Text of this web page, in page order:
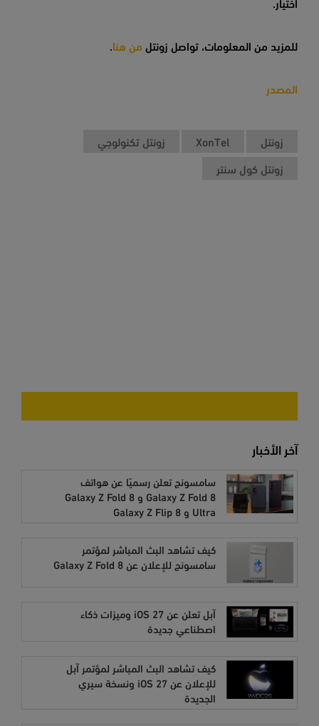
للمزيد من المعلومات، تواصل زونتل من هنا.
المصدر
زونتل XonTel
زونتل تكنولوجي
زونتل كول سنتر
آخر الأخبار
سامسونج تعلن رسميًا عن هواتف
Galaxy Z Fold 8 و Galaxy Z Fold 8
Ultra و Galaxy Z Flip 8
كيف تشاهد البث المباشر لمؤتمر
سامسونج للإعلان عن Galaxy Z Fold 8
آبل تعلن عن iOS 27 وميزات ذكاء
اصطناعي جديدة
كيف تشاهد البث المباشر لمؤتمر آبل
للإعلان عن iOS 27 ونسخة سيري
الجديدة